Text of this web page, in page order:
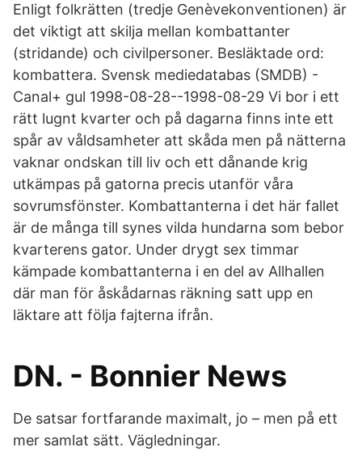
Enligt folkrätten (tredje Genèvekonventionen) är
det viktigt att skilja mellan kombattanter
(stridande) och civilpersoner. Besläktade ord:
kombattera. Svensk mediedatabas (SMDB) -
Canal+ gul 1998-08-28--1998-08-29 Vi bor i ett
rätt lugnt kvarter och på dagarna finns inte ett
spår av våldsamheter att skåda men på nätterna
vaknar ondskan till liv och ett dånande krig
utkämpas på gatorna precis utanför våra
sovrumsfönster. Kombattanterna i det här fallet
är de många till synes vilda hundarna som bebor
kvarterens gator. Under drygt sex timmar
kämpade kombattanterna i en del av Allhallen
där man för åskådarnas räkning satt upp en
läktare att följa fajterna ifrån.
DN. - Bonnier News
De satsar fortfarande maximalt, jo – men på ett
mer samlat sätt. Vägledningar.